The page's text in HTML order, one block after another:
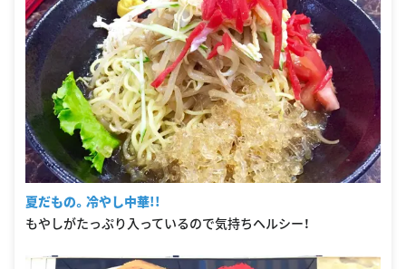
夏だもの。冷やし中華!!
もやしがたっぷり入っているので気持ちヘルシー！